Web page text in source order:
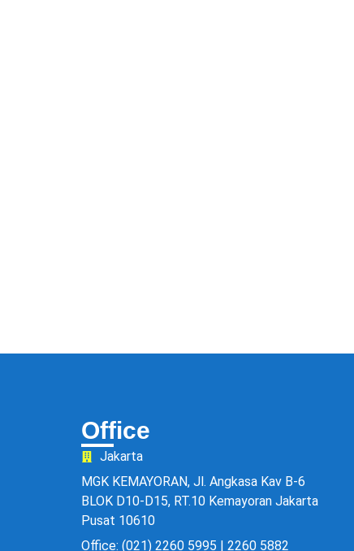
Office
Jakarta
MGK KEMAYORAN, Jl. Angkasa Kav B-6
BLOK D10-D15, RT.10 Kemayoran Jakarta
Pusat 10610
Office: (021) 2260 5995 | 2260 5882